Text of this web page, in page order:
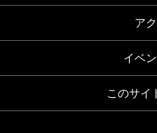
ア
イベ
このサイ